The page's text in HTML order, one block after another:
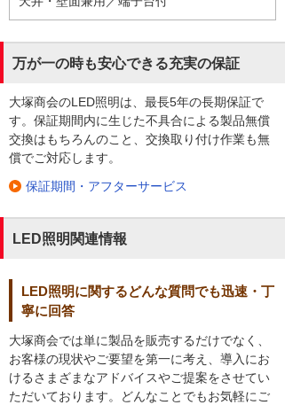
万が一の時も安心できる充実の保証
大塚商会のLED照明は、最長5年の長期保証で
す。保証期間内に生じた不具合による製品無償
交換はもちろんのこと、交換取り付け作業も無
償でご対応します。
保証期間・アフターサービス
LED照明関連情報
LED照明に関するどんな質問でも迅速・丁
寧に回答
大塚商会では単に製品を販売するだけでなく、
お客様の現状やご要望を第一に考え、導入にお
けるさまざまなアドバイスやご提案をさせてい
ただいております。どんなことでもお気軽にご